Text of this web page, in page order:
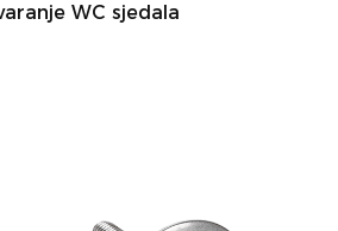
WC sjedala